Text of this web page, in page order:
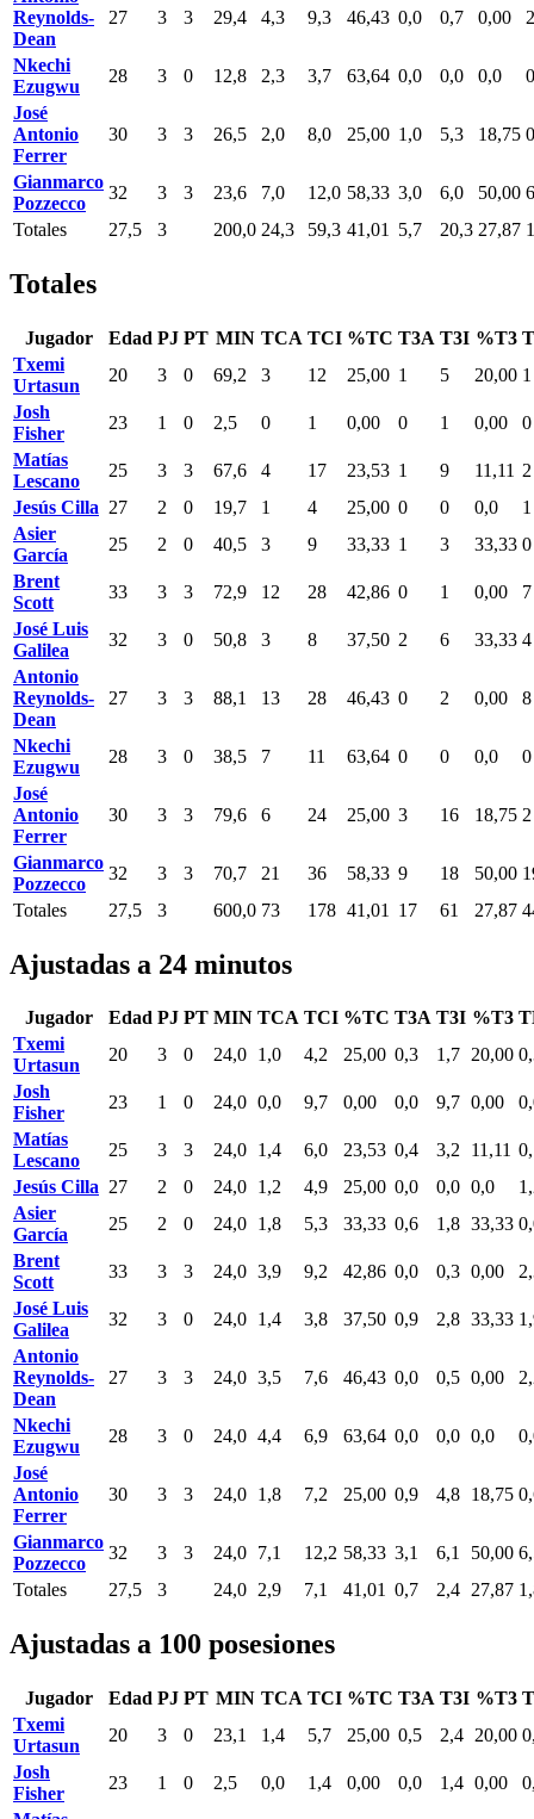
Reynolds-
Dean
27 3 3 29,4 4,3 9,3 46,43 0,0 0,7 0,00
Nkechi
Ezugwu
28 3 0 12,8 2,3 3,7 63,64 0,0 0,0 0,0
José
Antonio
Ferrer
30 3 3 26,5 2,0 8,0 25,00 1,0 5,3 18,75
Gianmarco
Pozzecco
32 3 3 23,6 7,0 12,0 58,33 3,0 6,0 50,00
Totales
27,5 3 200,0 24,3 59,3 41,01 5,7 20,3 27,87
Totales
Jugador Edad PJ PT MIN TCA TCI %TC T3A T3I %T3
Txemi
Urtasun
20 3 0 69,2 3 12 25,00 1 5 20,00 1
Josh
Fisher
23 1 0 2,5 0 1 0,00 0 1 0,00
0
Matías
Lescano
25 3 3 67,6 4 17 23,53 1 9 11,11 2
Jesús Cilla 27 2 0 19,7 1 4 25,00 0 0 0,0
1
Asier
García
25 2 0 40,5 3 9 33,33 1 3 33,33 0
Brent
Scott
33 3 3 72,9 12 28 42,86 0 1 0,00
7
José Luis
Galilea
32 3 0 50,8 3 8 37,50 2 6 33,33 4
Antonio
Reynolds-
Dean
27 3 3 88,1 13 28 46,43 0 2 0,00 8
Nkechi
Ezugwu
28 3 0 38,5 7 11 63,64 0 0 0,0
0
José
Antonio
Ferrer
30 3 3 79,6 6 24 25,00 3 16 18,75 2
Gianmarco
Pozzecco
32 3 3 70,7 21 36 58,33 9 18 50,00
Totales
27,5 3 600,0 73 178 41,01 17 61 27,87
Ajustadas a 24 minutos
Jugador Edad PJ PT MIN TCA TCI %TC T3A T3I %T3
Txemi
Urtasun
20 3 0 24,0 1,0 4,2 25,00 0,3 1,7 20,00
Josh
Fisher
23 1 0 24,0 0,0 9,7 0,00 0,0 9,7 0,00
Matías
Lescano
25 3 3 24,0 1,4 6,0 23,53 0,4 3,2 11,11
Jesús Cilla 27 2 0 24,0 1,2 4,9 25,00 0,0 0,0 0,0
Asier
García
25 2 0 24,0 1,8 5,3 33,33 0,6 1,8 33,33
Brent
Scott
33 3 3 24,0 3,9 9,2 42,86 0,0 0,3 0,00
José Luis
Galilea
32 3 0 24,0 1,4 3,8 37,50 0,9 2,8 33,33
Antonio
Reynolds-
Dean
27 3 3 24,0 3,5 7,6 46,43 0,0 0,5 0,00
Nkechi
Ezugwu
28 3 0 24,0 4,4 6,9 63,64 0,0 0,0 0,0
José
Antonio
Ferrer
30 3 3 24,0 1,8 7,2 25,00 0,9 4,8 18,75
Gianmarco
Pozzecco
32 3 3 24,0 7,1 12,2 58,33 3,1 6,1 50,00
Totales
27,5 3 24,0 2,9 7,1 41,01 0,7 2,4 27,87
Ajustadas a 100 posesiones
Jugador Edad PJ PT MIN TCA TCI %TC T3A T3I %T3
Txemi
Urtasun
20 3 0 23,1 1,4 5,7 25,00 0,5 2,4 20,00
Josh
Fisher
23 1 0 2,5 0,0 1,4 0,00 0,0 1,4 0,00